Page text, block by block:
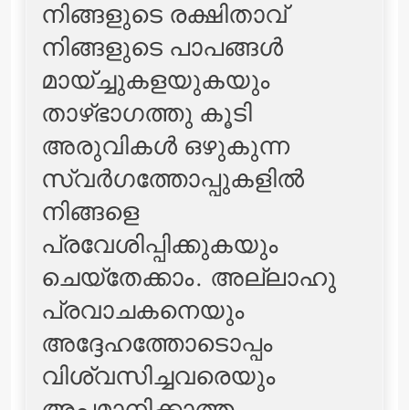
നിങ്ങളുടെ രക്ഷിതാവ്
നിങ്ങളുടെ പാപങ്ങള്‍
മായ്ച്ചുകളയുകയും
താഴ്ഭാഗത്തു കൂടി
അരുവികള്‍ ഒഴുകുന്ന
സ്വര്‍ഗത്തോപ്പുകളില്‍
നിങ്ങളെ
പ്രവേശിപ്പിക്കുകയും
ചെയ്തേക്കാം. അല്ലാഹു
പ്രവാചകനെയും
അദ്ദേഹത്തോടൊപ്പം
വിശ്വസിച്ചവരെയും